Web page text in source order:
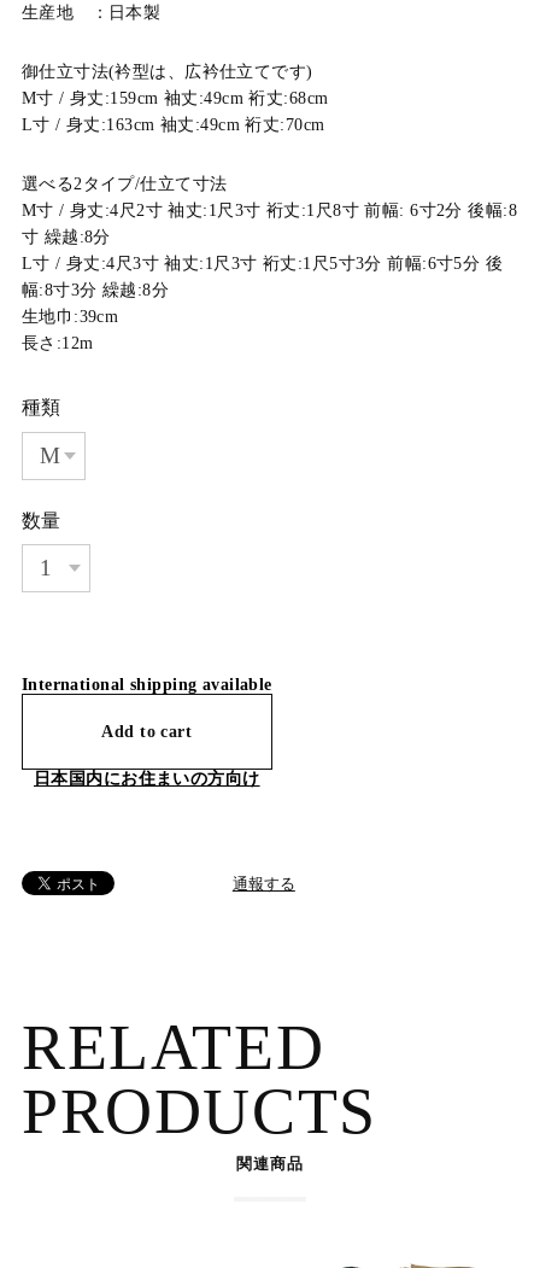
生産地 ：日本製
御仕立寸法(衿型は、広衿仕立てです)
M寸 / 身丈:159cm 袖丈:49cm 裄丈:68cm
L寸 / 身丈:163cm 袖丈:49cm 裄丈:70cm
選べる2タイプ/仕立て寸法
M寸 / 身丈:4尺2寸 袖丈:1尺3寸 裄丈:1尺8寸 前幅: 6寸2分 後幅:8
寸 繰越:8分
L寸 / 身丈:4尺3寸 袖丈:1尺3寸 裄丈:1尺5寸3分 前幅:6寸5分 後
幅:8寸3分 繰越:8分
生地巾:39cm
長さ:12m
種類
数量
International shipping available
Add to cart
日本国内にお住まいの方向け
通報する
RELATED
PRODUCTS
関連商品